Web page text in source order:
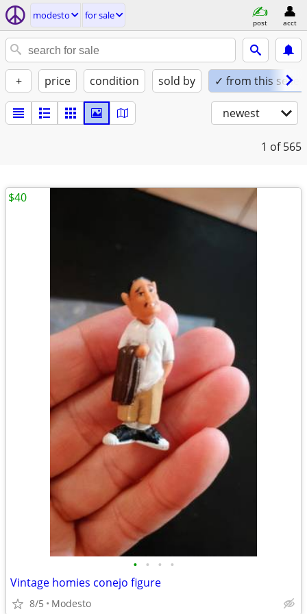
modesto for sale
post acct
+ price condition sold by ✓ from this seller
newest
1 of 565
• • • •
Vintage homies conejo figure
8/5 Modesto
$40